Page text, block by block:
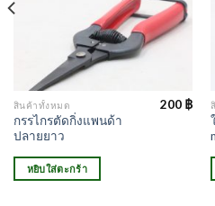
สินค้าทั้งหมด
กรรไกรตัดกิ่งแพนด้า
ปลายยาว
200 ฿
หยิบใส่ตะกร้า